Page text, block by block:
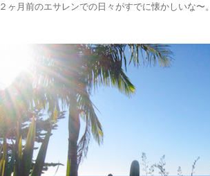
２ヶ月前のエサレンでの日々がすでに懐かしいな〜。